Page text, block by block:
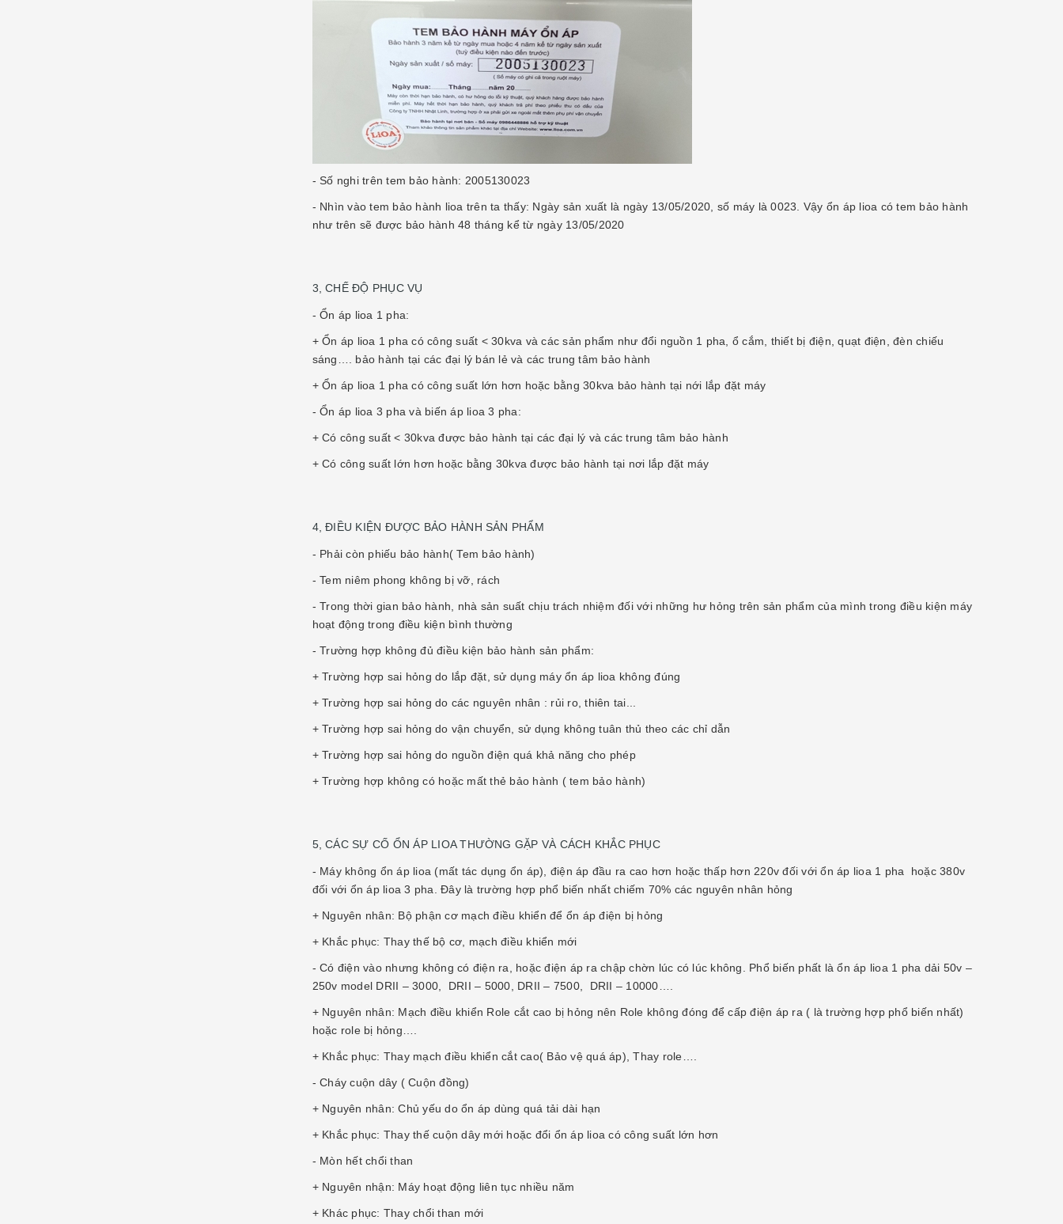
- Số nghi trên tem bảo hành: 2005130023
- Nhìn vào tem bảo hành lioa trên ta thấy: Ngày sản xuất là ngày 13/05/2020, số máy là 0023. Vậy ổn áp lioa có tem bảo hành
như trên sẽ được bảo hành 48 tháng kể từ ngày 13/05/2020
3, CHẾ ĐỘ PHỤC VỤ
- Ổn áp lioa 1 pha:
+ Ổn áp lioa 1 pha có công suất < 30kva và các sản phẩm như đổi nguồn 1 pha, ổ cắm, thiết bị điện, quạt điện, đèn chiếu
sáng…. bảo hành tại các đại lý bán lẻ và các trung tâm bảo hành
+ Ổn áp lioa 1 pha có công suất lớn hơn hoặc bằng 30kva bảo hành tại nới lắp đặt máy
- Ổn áp lioa 3 pha và biến áp lioa 3 pha:
+ Có công suất < 30kva được bảo hành tại các đại lý và các trung tâm bảo hành
+ Có công suất lớn hơn hoặc bằng 30kva được bảo hành tại nơi lắp đặt máy
4, ĐIỀU KIỆN ĐƯỢC BẢO HÀNH SẢN PHẨM
- Phải còn phiếu bảo hành( Tem bảo hành)
- Tem niêm phong không bị vỡ, rách
- Trong thời gian bảo hành, nhà sản suất chịu trách nhiệm đối với những hư hỏng trên sản phẩm của mình trong điều kiện máy
hoạt động trong điều kiện bình thường
- Trường hợp không đủ điều kiện bảo hành sản phẩm:
+ Trường hợp sai hỏng do lắp đặt, sử dụng máy ổn áp lioa không đúng
+ Trường hợp sai hỏng do các nguyên nhân : rủi ro, thiên tai...
+ Trường hợp sai hỏng do vận chuyển, sử dụng không tuân thủ theo các chỉ dẫn
+ Trường hợp sai hỏng do nguồn điện quá khả năng cho phép
+ Trường hợp không có hoặc mất thẻ bảo hành ( tem bảo hành)
5, CÁC SỰ CỐ ỔN ÁP LIOA THƯỜNG GẶP VÀ CÁCH KHẮC PHỤC
- Máy không ổn áp lioa (mất tác dụng ổn áp), điện áp đầu ra cao hơn hoặc thấp hơn 220v đối với ổn áp lioa 1 pha hoặc 380v
đối với ổn áp lioa 3 pha. Đây là trường hợp phổ biến nhất chiếm 70% các nguyên nhân hỏng
+ Nguyên nhân: Bộ phận cơ mạch điều khiển để ổn áp điện bị hỏng
+ Khắc phục: Thay thế bộ cơ, mạch điều khiển mới
- Có điện vào nhưng không có điện ra, hoặc điện áp ra chập chờn lúc có lúc không. Phổ biến phất là ổn áp lioa 1 pha dải 50v –
250v model DRII – 3000, DRII – 5000, DRII – 7500, DRII – 10000….
+ Nguyên nhân: Mạch điều khiển Role cắt cao bị hỏng nên Role không đóng để cấp điện áp ra ( là trường hợp phổ biến nhất)
hoặc role bị hỏng….
+ Khắc phục: Thay mạch điều khiển cắt cao( Bảo vệ quá áp), Thay role….
- Cháy cuộn dây ( Cuộn đồng)
+ Nguyên nhân: Chủ yếu do ổn áp dùng quá tải dài hạn
+ Khắc phục: Thay thế cuộn dây mới hoặc đổi ổn áp lioa có công suất lớn hơn
- Mòn hết chổi than
+ Nguyên nhận: Máy hoạt động liên tục nhiều năm
+ Khác phục: Thay chổi than mới